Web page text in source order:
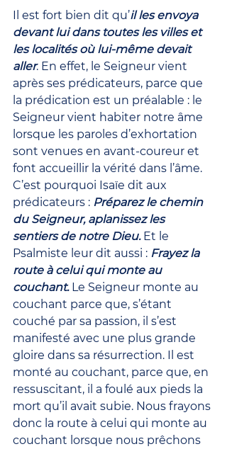
Il est fort bien dit qu’il les envoya
devant lui dans toutes les villes et
les localités où lui-même devait
aller. En effet, le Seigneur vient
après ses prédicateurs, parce que
la prédication est un préalable : le
Seigneur vient habiter notre âme
lorsque les paroles d’exhortation
sont venues en avant-coureur et
font accueillir la vérité dans l’âme.
C’est pourquoi Isaïe dit aux
prédicateurs : Préparez le chemin
du Seigneur, aplanissez les
sentiers de notre Dieu. Et le
Psalmiste leur dit aussi : Frayez la
route à celui qui monte au
couchant. Le Seigneur monte au
couchant parce que, s’étant
couché par sa passion, il s’est
manifesté avec une plus grande
gloire dans sa résurrection. Il est
monté au couchant, parce que, en
ressuscitant, il a foulé aux pieds la
mort qu’il avait subie. Nous frayons
donc la route à celui qui monte au
couchant lorsque nous prêchons